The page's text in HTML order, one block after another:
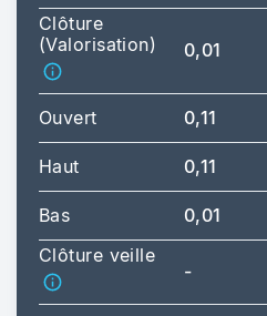
Clôture
(Valorisation)
0,01
Ouvert 0,11
Haut 0,11
Bas 0,01
Clôture veille
-